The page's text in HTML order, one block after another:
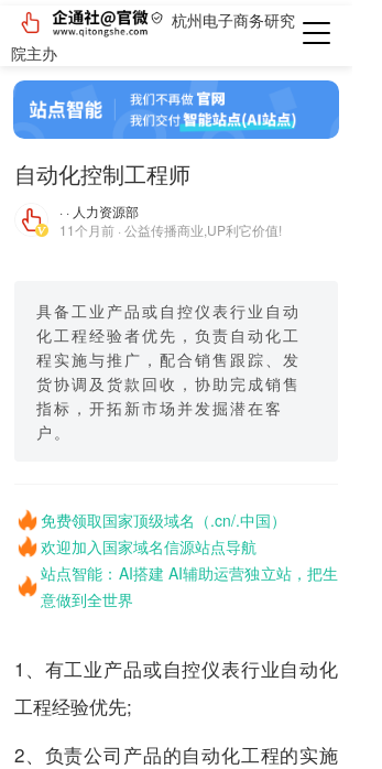
杭州电子商务研究
院主办
自动化控制工程师
· · 人力资源部
11个月前 · 公益传播商业,UP利它价值!
具备工业产品或自控仪表行业自动
化工程经验者优先，负责自动化工
程实施与推广，配合销售跟踪、发
货协调及货款回收，协助完成销售
指标，开拓新市场并发掘潜在客
户。
免费领取国家顶级域名（.cn/.中国）
欢迎加入国家域名信源站点导航
站点智能：AI搭建 AI辅助运营独立站，把生
意做到全世界
1、有工业产品或自控仪表行业自动化
工程经验优先;
2、负责公司产品的自动化工程的实施